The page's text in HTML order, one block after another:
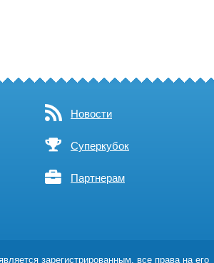
Новости
Суперкубок
Партнерам
зарегистрированным, все права на его